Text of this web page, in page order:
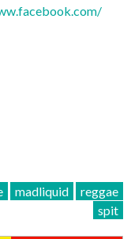
madliquid
reggae
spit